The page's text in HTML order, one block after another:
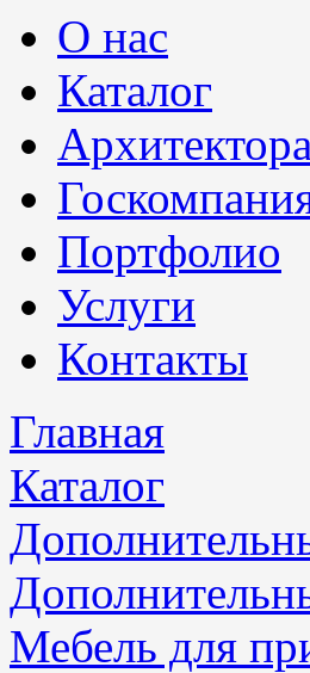
О нас
Каталог
Портфолио
Услуги
Контакты
Главная
Каталог
Мебель для